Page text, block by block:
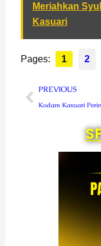
Meriahkan
Kasuari
Pages: 1 2
Prev
PREVIOUS